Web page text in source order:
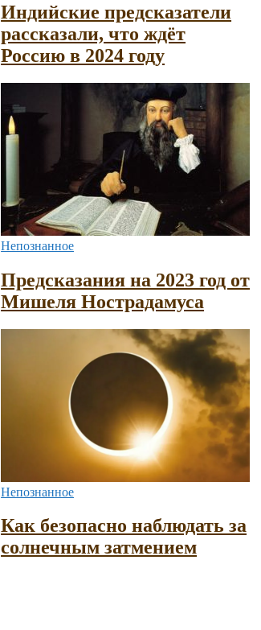
Индийские предсказатели
рассказали, что ждёт
Россию в 2024 году
Непознанное
Предсказания на 2023 год от
Мишеля Нострадамуса
Непознанное
Как безопасно наблюдать за
солнечным затмением